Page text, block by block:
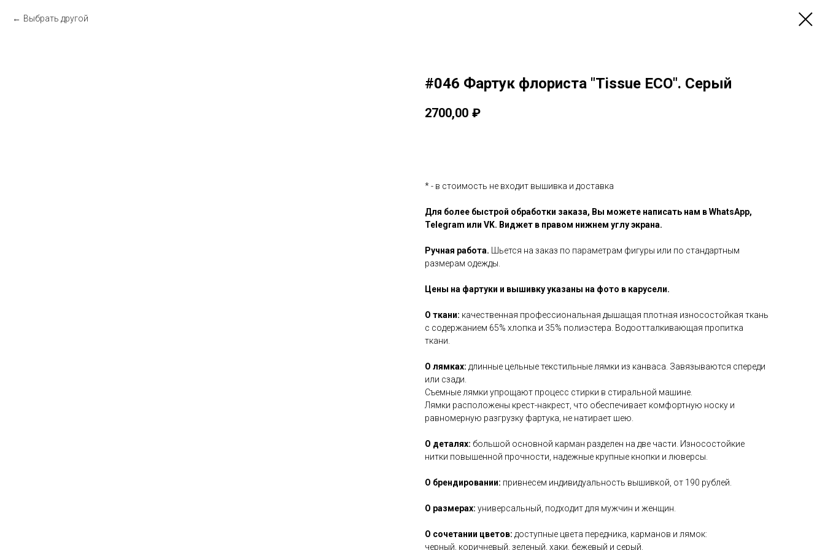
Выбрать другой
#046 Фартук флориста "Tissue ECO". Серый
2700,00 ₽
* - в стоимость не входит вышивка и доставка
Для более быстрой обработки заказа, Вы можете написать нам в WhatsApp,
Telegram или VK. Виджет в правом нижнем углу экрана.
Ручная работа. Шьется на заказ по параметрам фигуры или по стандартным
размерам одежды.
Цены на фартуки и вышивку указаны на фото в карусели.
О ткани: качественная профессиональная дышащая плотная износостойкая ткань
с содержанием 65% хлопка и 35% полиэстера. Водоотталкивающая пропитка
ткани.
О лямках: длинные цельные текстильные лямки из канваса. Завязываются спереди
или сзади.
Съемные лямки упрощают процесс стирки в стиральной машине.
Лямки расположены крест-накрест, что обеспечивает комфортную носку и
равномерную разгрузку фартука, не натирает шею.
О деталях: большой основной карман разделен на две части. Износостойкие
нитки повышенной прочности, надежные крупные кнопки и люверсы.
О брендировании: привнесем индивидуальность вышивкой, от 190 рублей.
О размерах: универсальный, подходит для мужчин и женщин.
О сочетании цветов: доступные цвета передника, карманов и лямок:
черный, коричневый, зеленый, хаки, бежевый и серый.